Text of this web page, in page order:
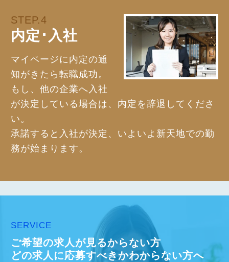
STEP.4
内定･入社
マイページに内定の通
知がきたら転職成功。
もし、他の企業へ入社
が決定している場合は、内定を辞退してくださ
い。
承諾すると入社が決定、いよいよ新天地での勤
務が始まります。
SERVICE
ご希望の求人が見るからない方
どの求人に応募すべきかわからない方へ